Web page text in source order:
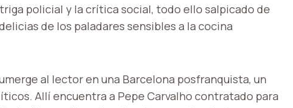
policial y la crítica social, todo ello salpicado de
de los paladares sensibles a la cocina
al lector en una Barcelona posfranquista, un
Allí encuentra a Pepe Carvalho contratado para